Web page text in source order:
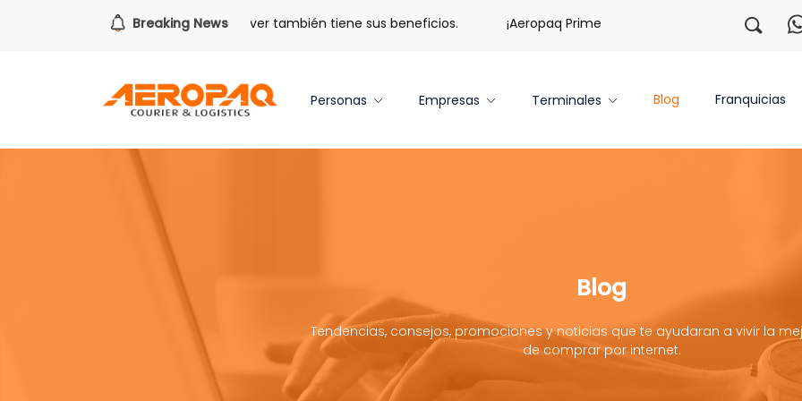
Breaking News
Para todo lo que viene. Volver también tiene sus beneficios. ¡Aeropaq Prime TE DA MÁS! ¡Regístrate con
Personas Empresas Terminales Blog Franquicias
Blog
Tendencias, consejos, promociones y noticias que te ayudaran a vivir la
de comprar por internet.